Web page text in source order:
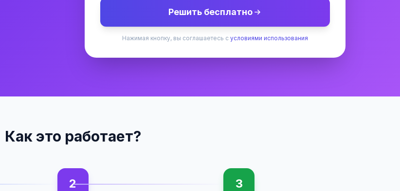
Решить бесплатно
Нажимая кнопку, вы соглашаетесь с условиями использования
Как это работает?
2 3